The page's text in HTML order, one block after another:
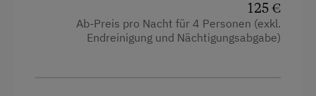
Verbundene Zimmer
125 €
Ab-Preis pro Nacht für 4 Personen (exkl.
Endreinigung und Nächtigungsabgabe)